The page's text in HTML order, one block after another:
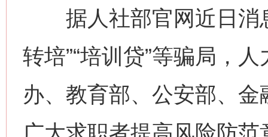
据人社部官网近日消
转培”“培训贷”等骗局，
办、教育部、公安部、